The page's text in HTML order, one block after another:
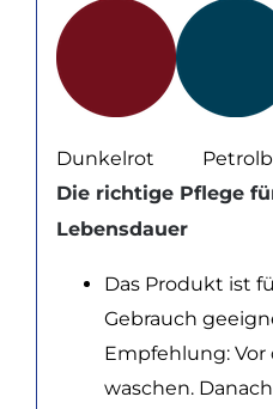
Dunkelrot
Die richtige Pflege
Lebensdauer
Das Produkt ist
Gebrauch
Empfehlung: Vor
waschen.